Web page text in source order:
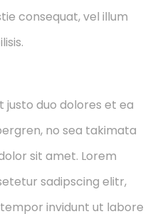
consequat, vel illum
duo dolores et ea
no sea takimata
sit amet. Lorem
sadipscing elitr,
invidunt ut labore